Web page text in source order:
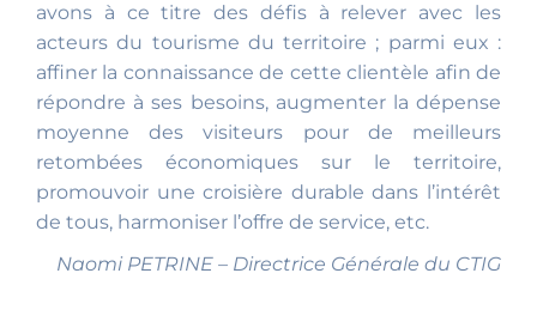
avons à ce titre des défis à relever avec les
acteurs du tourisme du territoire ; parmi eux :
affiner la connaissance de cette clientèle afin de
répondre à ses besoins, augmenter la dépense
moyenne des visiteurs pour de meilleurs
retombées économiques sur le territoire,
promouvoir une croisière durable dans l’intérêt
de tous, harmoniser l’offre de service, etc.
Naomi PETRINE – Directrice Générale du CTIG